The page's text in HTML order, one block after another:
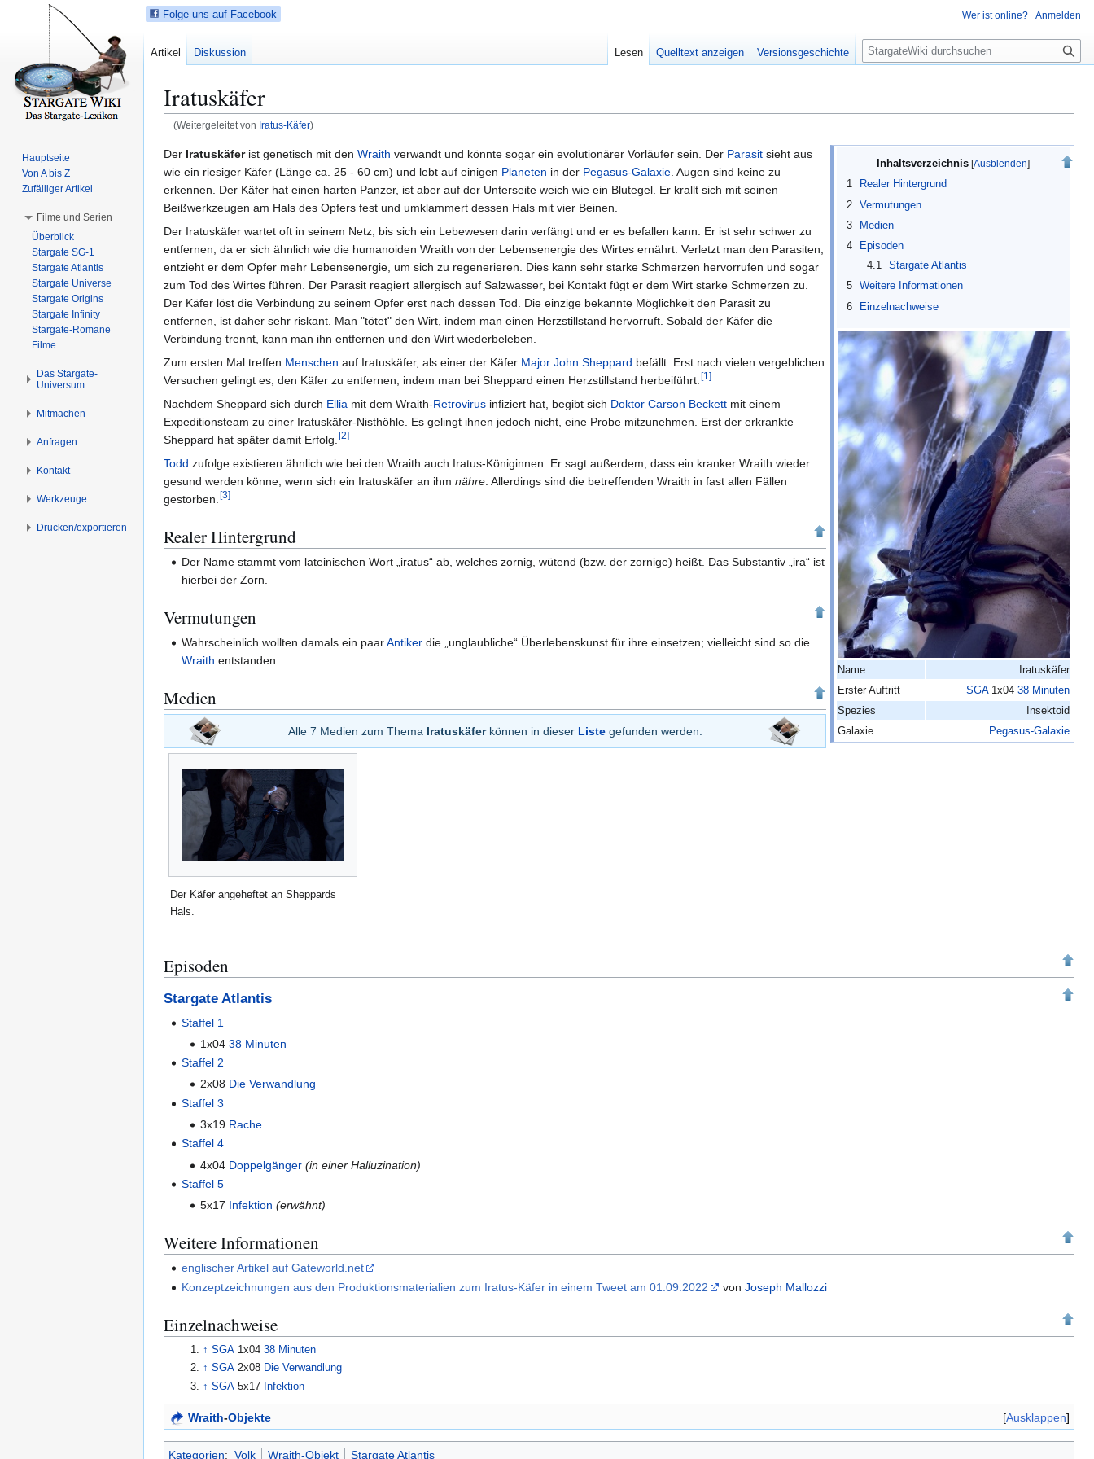
Iratuskäfer
(Weitergeleitet von Iratus-Käfer)
Z
u
r
N
a
a
i
n
s
p
r
i
n
Z
u
r
S
u
s
r
n
g
e
n
Inhaltsverzeichnis
1
Realer Hintergrund
2
Vermutungen
3
Medien
4
Episoden
4.1
Stargate Atlantis
5
Weitere Informationen
6
Einzelnachweise
Name
Iratuskäfer
Erster Auftritt
SGA 1x04 38 Minuten
Spezies
Insektoid
Galaxie
Pegasus-Galaxie
Der Iratuskäferist genetisch mit den Wraith verwandt und könnte sogar ein evolutionärer Vorläufer sein. Der Parasit sieht aus
wie ein riesiger Käfer (Länge ca. 25 - 60 cm) und lebt auf einigen Planeten in der Pegasus-Galaxie . Augen sind keine zu
erkennen. Der Käfer hat einen harten Panzer, ist aber auf der Unterseite weich wie ein Blutegel. Er krallt sich mit seinen
Beißwerkzeugen am Hals des Opfers fest und umklammert dessen Hals mit vier Beinen.
Der Iratuskäfer wartet oft in seinem Netz, bis sich ein Lebewesen darin verfängt und er es befallen kann. Er ist sehr schwer zu
entfernen, da er sich ähnlich wie die humanoiden Wraith von der Lebensenergie des Wirtes ernährt. Verletzt man den Parasiten,
entzieht er dem Opfer mehr Lebensenergie, um sich zu regenerieren. Dies kann sehr starke Schmerzen hervorrufen und sogar
zum Tod des Wirtes führen. Der Parasit reagiert allergisch auf Salzwasser, bei Kontakt fügt er dem Wirt starke Schmerzen zu.
Der Käfer löst die Verbindung zu seinem Opfer erst nach dessen Tod. Die einzige bekannte Möglichkeit den Parasit zu
entfernen, ist daher sehr riskant. Man "tötet" den Wirt, indem man einen Herzstillstand hervorruft. Sobald der Käfer die
Verbindung trennt, kann man ihn entfernen und den Wirt wiederbeleben.
Zum ersten Mal treffen Menschen auf Iratuskäfer, als einer der Käfer Major John Sheppard befällt. Erst nach vielen vergeblichen
Versuchen gelingt es, den Käfer zu entfernen, indem man bei Sheppard einen Herzstillstand herbeiführt. [1 ]
Nachdem Sheppard sich durch Ellia mit dem Wraith-Retrovirus infiziert hat, begibt sich Doktor Carson Beckett mit einem
Expeditionsteam zu einer Iratuskäfer-Nisthöhle. Es gelingt ihnen jedoch nicht, eine Probe mitzunehmen. Erst der erkrankte
Sheppard hat später damit Erfolg. [2]
Todd zufolge existieren ähnlich wie bei den Wraith auch Iratus-Königinnen. Er sagt außerdem, dass ein kranker Wraith wieder
gesund werden könne, wenn sich ein Iratuskäfer an ihm nähre . Allerdings sind die betreffenden Wraith in fast allen Fällen
gestorben. [3]
Realer Hintergrund
Der Name stammt vom lateinischen Wort „iratus“ ab, welches zornig, wütend (bzw. der zornige) heißt. Das Substantiv „ira“ ist
hierbei der Zorn.
Vermutungen
Wahrscheinlich wollten damals ein paarAntiker die „unglaubliche“ Überlebenskunst für ihre einsetzen; vielleicht sind so die
Wraith entstanden.
Medien
Alle 7 Medien zum Thema Iratuskäferkönnen in dieser Listegefunden werden.
Der Käfer angeheftet an Sheppards
Hals.
Episoden
Stargate Atlantis
Staffel 1
1x04 38 Minuten
Staffel 2
2x08 Die Verwandlung
Staffel 3
3x19 Rache
Staffel 4
4x04 Doppelgänger (in einer Halluzination)
Staffel 5
5x17 Infektion (erwähnt)
Weitere Informationen
englischer Artikel auf Gateworld.net
Konzeptzeichnungen aus den Produktionsmaterialien zum Iratus-Käfer in einem Tweet am 01.09.2022
vonJoseph Mallozzi
Einzelnachweise
↑ SGA 1x04 38 Minuten
↑ SGA 2x08 Die Verwandlung
↑ SGA 5x17 Infektion
Ausklappen
Wraith-Objekte
Kategorien: Volk Wraith-Objekt Stargate Atlantis
Folge uns auf Facebook Wer ist online? Anmelden
Artikel Diskussion Lesen Quelltext anzeigen Versionsgeschichte
S
u
e
Hauptseite
Von A bis Z
Zufälliger Artikel
Filme und Serien
Überblick
Stargate SG-1
Stargate Atlantis
Stargate Universe
Stargate Origins
Stargate Infinity
Stargate-Romane
Filme
Das Stargate-
Universum
Mitmachen
Anfragen
Kontakt
Werkzeuge
Drucken/­exportieren